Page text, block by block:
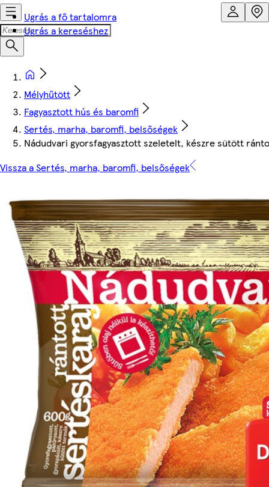
Ugrás a fő tartalomra
Ugrás a kereséshez
Mélyhűtött
Fagyasztott hús és baromfi
Sertés, marha, baromfi, belsőségek
Nádudvari gyorsfagyasztott szeletelt, készre sütött
Vissza a Sertés, marha, baromfi, belsőségek